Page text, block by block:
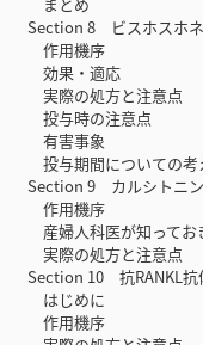
Section 8 ビスホスホ
作用機序
効果・適応
実際の処方と注意点
投与時の注意点
有害事象
投与期間についての考
Section 9 カルシトニ
作用機序
産婦人科医が知ってお
実際の処方と注意点
Section 10 抗RANKL
はじめに
作用機序